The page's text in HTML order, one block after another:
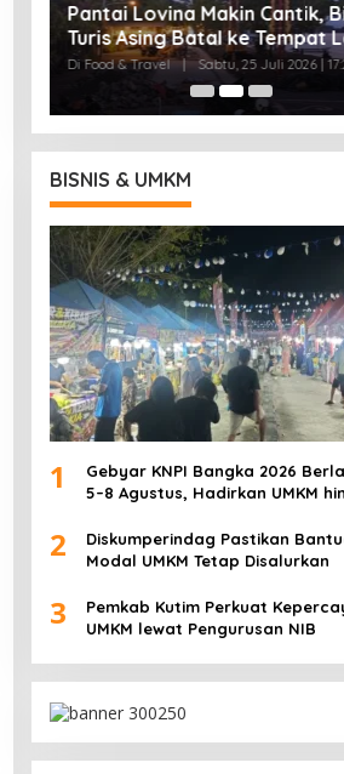
Pantai Lovina Makin Cantik,
Turis Asing Batal ke Tempat
Di Food & Travel | Sabtu, 25 Juli 2026 |
BISNIS & UMKM
1
Gebyar KNPI Bangka 2026
5–8 Agustus, Hadirkan UMKM
2
Diskumperindag Pastikan
Modal UMKM Tetap Disalurkan
3
Pemkab Kutim Perkuat
UMKM lewat Pengurusan NIB